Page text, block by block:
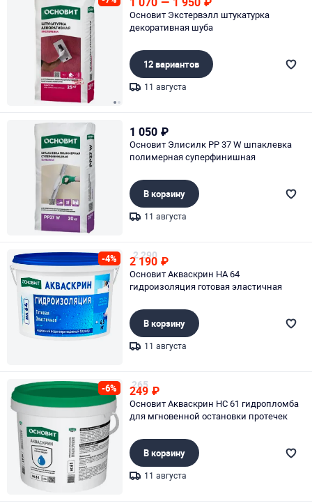
Основит Экстервэлл штукатурка
декоративная шуба
12 вариантов
11 августа
1 050 ₽
Основит Элисилк PP 37 W шпаклевка
полимерная суперфинишная
В корзину
11 августа
-4% 2 290
2 190 ₽
Основит Акваскрин HA 64
гидроизоляция готовая эластичная
В корзину
11 августа
-6% 265
249 ₽
Основит Акваскрин HC 61 гидропломба
для мгновенной остановки протечек
В корзину
11 августа